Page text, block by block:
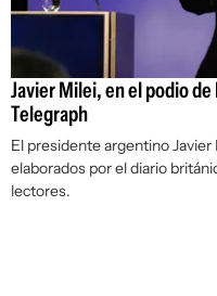
Javier Milei, en el podio
Telegraph
El presidente argentino
elaborados por el diario
lectores.